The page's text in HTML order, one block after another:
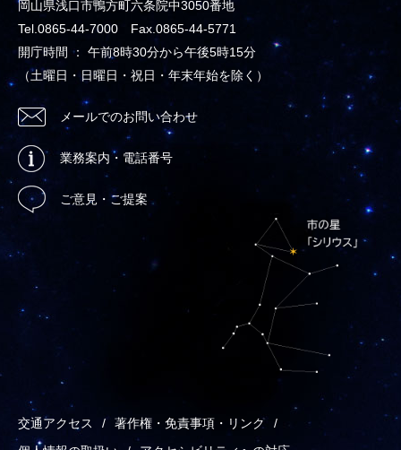
岡山県浅口市鴨方町六条院中3050番地
Tel.0865-44-7000 Fax.0865-44-5771
開庁時間 ： 午前8時30分から午後5時15分
（土曜日・日曜日・祝日・年末年始を除く）
メールでのお問い合わせ
業務案内・電話番号
ご意見・ご提案
交通アクセス
著作権・免責事項・リンク